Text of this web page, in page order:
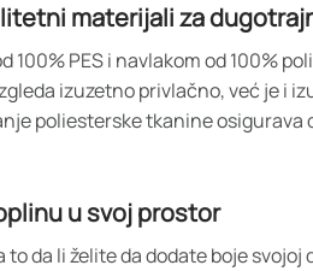
materijali za
100% PES i navlakom od 100%
izuzetno privlačno, već je i
poliesterske tkanine osigurava
u svoj prostor
to da li želite da dodate boje